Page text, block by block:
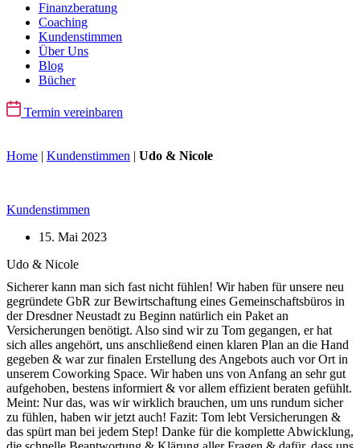
Finanzberatung
Coaching
Kundenstimmen
Über Uns
Blog
Bücher
Termin vereinbaren
Home | Kundenstimmen | Udo & Nicole
Kundenstimmen
15. Mai 2023
Udo & Nicole
Sicherer kann man sich fast nicht fühlen! Wir haben für unsere neu
gegründete GbR zur Bewirtschaftung eines Gemeinschaftsbüros in
der Dresdner Neustadt zu Beginn natürlich ein Paket an
Versicherungen benötigt. Also sind wir zu Tom gegangen, er hat
sich alles angehört, uns anschließend einen klaren Plan an die Hand
gegeben & war zur finalen Erstellung des Angebots auch vor Ort in
unserem Coworking Space. Wir haben uns von Anfang an sehr gut
aufgehoben, bestens informiert & vor allem effizient beraten gefühlt.
Meint: Nur das, was wir wirklich brauchen, um uns rundum sicher
zu fühlen, haben wir jetzt auch! Fazit: Tom lebt Versicherungen &
das spürt man bei jedem Step! Danke für die komplette Abwicklung,